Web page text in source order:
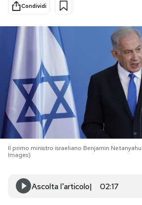
Cultura
Economia
PODCAST
NEWSLETTER
I MIEI PREFERITI
SHOP
Condividi
Il primo ministro israeliano Benjamin
Images)
Ascolta l'articolo 02:17